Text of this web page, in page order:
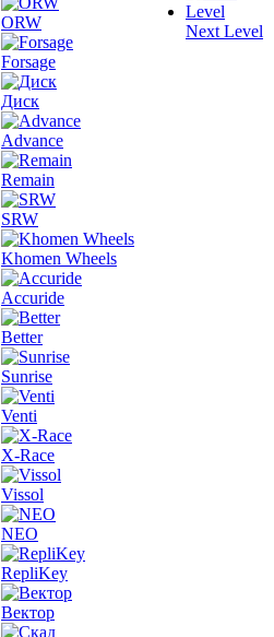
ORW
Forsage
Диск
Advance
Remain
SRW
Khomen Wheels
Accuride
Better
Sunrise
Venti
X-Race
Vissol
NEO
RepliKey
Вектор
Next Level